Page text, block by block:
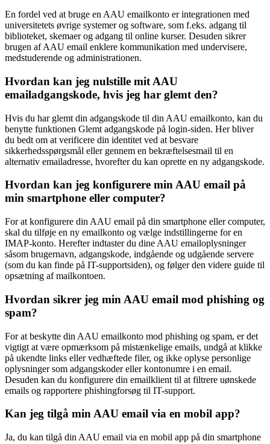
En fordel ved at bruge en AAU emailkonto er integrationen med
universitetets øvrige systemer og software, som f.eks. adgang til
biblioteket, skemaer og adgang til online kurser. Desuden sikrer
brugen af AAU email enklere kommunikation med undervisere,
medstuderende og administrationen.
Hvordan kan jeg nulstille mit AAU
emailadgangskode, hvis jeg har glemt den?
Hvis du har glemt din adgangskode til din AAU emailkonto, kan du
benytte funktionen Glemt adgangskode på login-siden. Her bliver
du bedt om at verificere din identitet ved at besvare
sikkerhedsspørgsmål eller gennem en bekræftelsesmail til en
alternativ emailadresse, hvorefter du kan oprette en ny adgangskode.
Hvordan kan jeg konfigurere min AAU email på
min smartphone eller computer?
For at konfigurere din AAU email på din smartphone eller computer,
skal du tilføje en ny emailkonto og vælge indstillingerne for en
IMAP-konto. Herefter indtaster du dine AAU emailoplysninger
såsom brugernavn, adgangskode, indgående og udgående servere
(som du kan finde på IT-supportsiden), og følger den videre guide til
opsætning af mailkontoen.
Hvordan sikrer jeg min AAU email mod phishing og
spam?
For at beskytte din AAU emailkonto mod phishing og spam, er det
vigtigt at være opmærksom på mistænkelige emails, undgå at klikke
på ukendte links eller vedhæftede filer, og ikke oplyse personlige
oplysninger som adgangskoder eller kontonumre i en email.
Desuden kan du konfigurere din emailklient til at filtrere uønskede
emails og rapportere phishingforsøg til IT-support.
Kan jeg tilgå min AAU email via en mobil app?
Ja, du kan tilgå din AAU email via en mobil app på din smartphone